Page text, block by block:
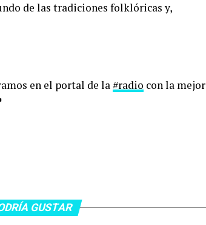
de las tradiciones folklóricas y,
en el portal de la#radio con la mejor
GUSTAR